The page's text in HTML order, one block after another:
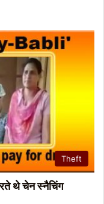
Theft
थे चेन स्नैचिंग